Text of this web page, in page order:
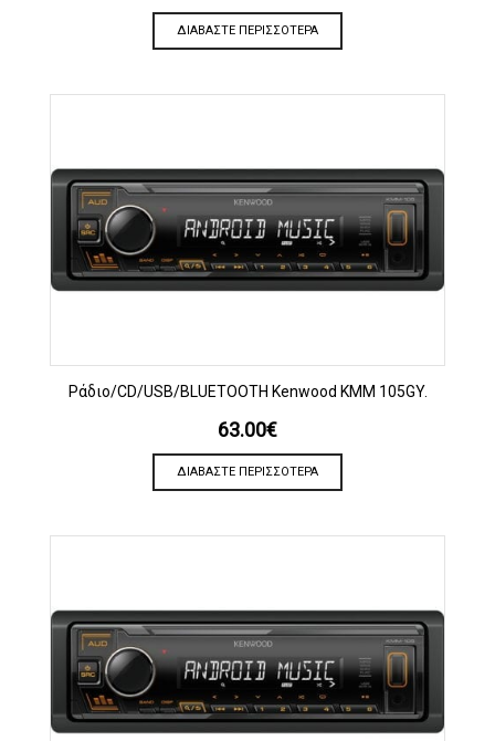
ΔΙΑΒΆΣΤΕ ΠΕΡΙΣΣΌΤΕΡΑ
Ράδιο/CD/USB/BLUETOOTH Kenwood KMM 105GY.
63.00€
ΔΙΑΒΆΣΤΕ ΠΕΡΙΣΣΌΤΕΡΑ